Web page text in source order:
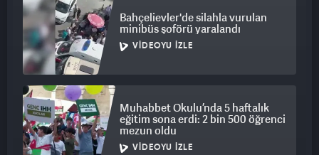
Bahçelievler'de silahla vurulan
minibüs şoförü yaralandı
VIDEOYU İZLE
Muhabbet Okulu’nda 5 haftalık
eğitim sona erdi: 2 bin 500 öğrenci
mezun oldu
VIDEOYU İZLE